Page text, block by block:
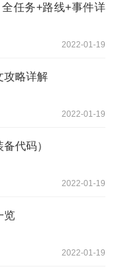
任务+路线+事件详
2022-01-19
攻略详解
2022-01-19
代码）
2022-01-19
览
2022-01-19